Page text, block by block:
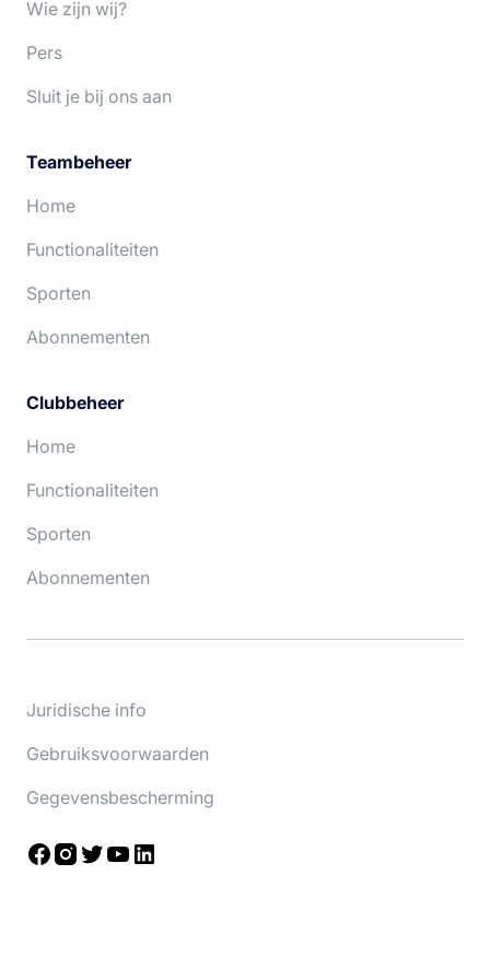
Wie zijn wij?
Pers
Sluit je bij ons aan
Teambeheer
Home
Functionaliteiten
Sporten
Abonnementen
Clubbeheer
Home
Functionaliteiten
Sporten
Abonnementen
Juridische info
Gebruiksvoorwaarden
Gegevensbescherming
Facebook
Instagram
TwitterYouTube